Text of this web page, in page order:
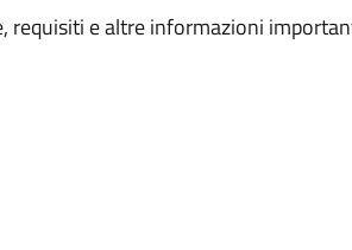
requisiti e altre informazioni